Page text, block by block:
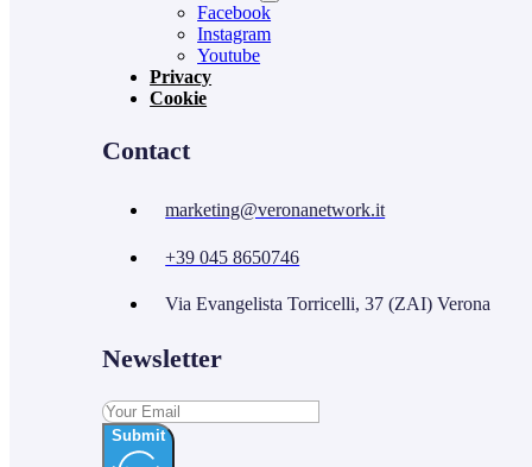
Facebook
Instagram
Youtube
Privacy
Cookie
Contact
marketing@veronanetwork.it
+39 045 8650746
Via Evangelista Torricelli, 37 (ZAI) Verona
Newsletter
Submit